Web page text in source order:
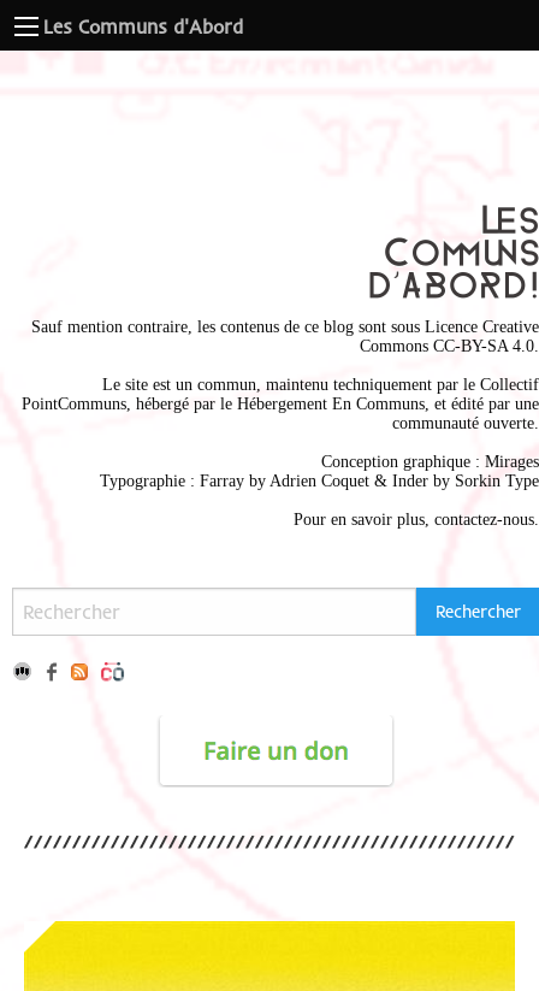
Les Communs d'Abord
Sauf mention contraire, les contenus de ce blog sont sous Licence Creative
Commons CC-BY-SA 4.0
Le site est un commun, maintenu techniquement par le Collectif
PointCommuns , hébergé par le Hébergement En Communs , et édité par une
communauté ouverte.
Conception graphique : Mirages
Typographie : Farray by Adrien Coquet & Inder by Sorkin Type
Pour en savoir plus, contactez-nous